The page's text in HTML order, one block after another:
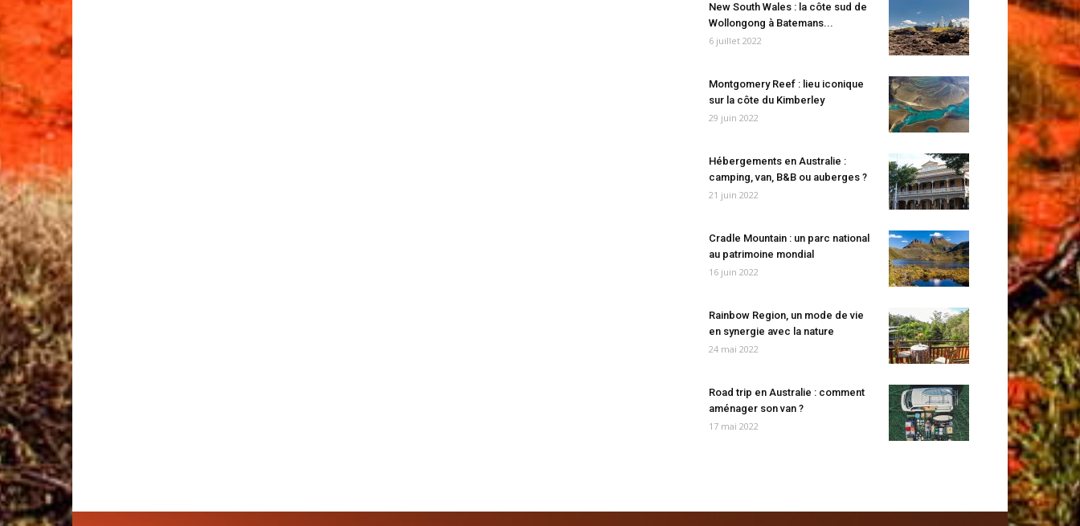
New South Wales : la côte sud de
Wollongong à Batemans...
6 juillet 2022
Montgomery Reef : lieu iconique
sur la côte du Kimberley
29 juin 2022
Hébergements en Australie :
camping, van, B&B ou auberges ?
21 juin 2022
Cradle Mountain : un parc national
au patrimoine mondial
16 juin 2022
Rainbow Region, un mode de vie
en synergie avec la nature
24 mai 2022
Road trip en Australie : comment
aménager son van ?
17 mai 2022